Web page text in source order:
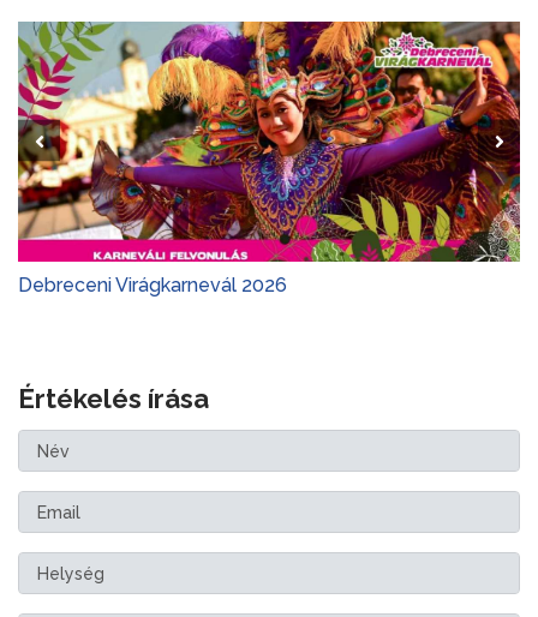
Debreceni Virágkarnevál 2026
Értékelés írása